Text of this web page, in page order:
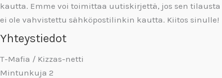
kautta. Emme voi toimittaa uutiskirjettä, jos sen tilausta
ei ole vahvistettu sähköpostilinkin kautta. Kiitos sinulle!
Yhteystiedot
T-Mafia / Kizzas-netti
Mintunkuja 2